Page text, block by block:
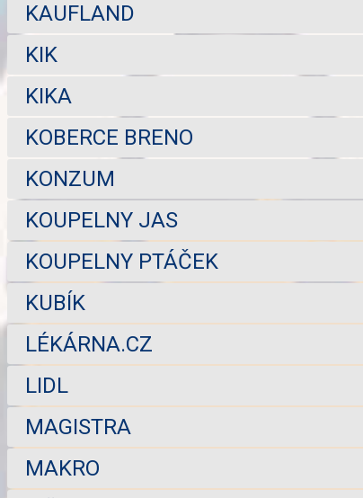
KAUFLAND
KIK
KIKA
KOBERCE BRENO
KONZUM
KOUPELNY JAS
KOUPELNY PTÁČEK
KUBÍK
LÉKÁRNA.CZ
LIDL
MAGISTRA
MAKRO